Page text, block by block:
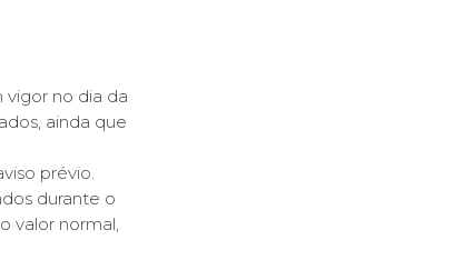
vigor no dia da
ainda que
prévio.
durante o
valor normal,